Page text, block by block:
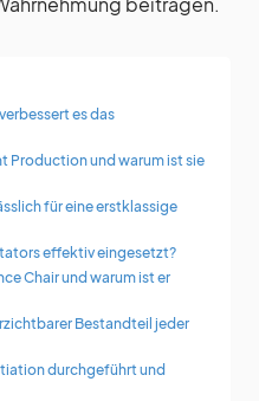
es das
Production und warum ist sie
für eine erstklassige
effektiv eingesetzt?
Chair und warum ist er
Bestandteil jeder
durchgeführt und